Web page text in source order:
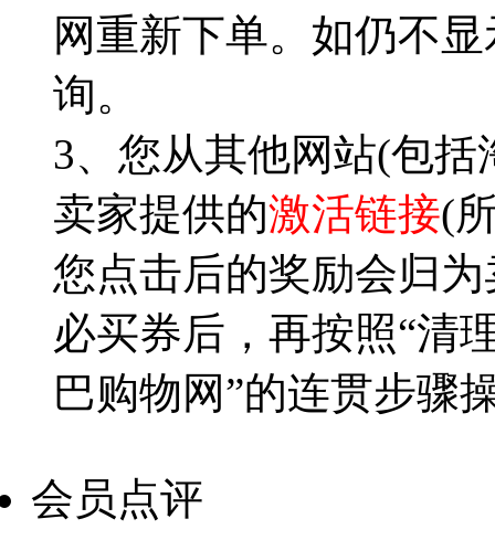
网重新下单。如仍不
询。
3、您从其他网站(包
卖家提供的激活链接(
您点击后的奖励会归
必买券后，再按照“清
巴购物网”的连贯步骤
会员点评